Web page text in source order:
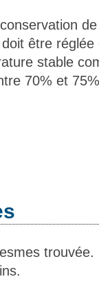
être réglée
stable
70% et